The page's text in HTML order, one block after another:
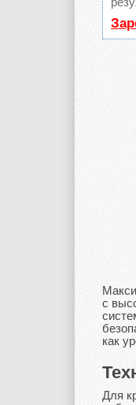
с
как
Для